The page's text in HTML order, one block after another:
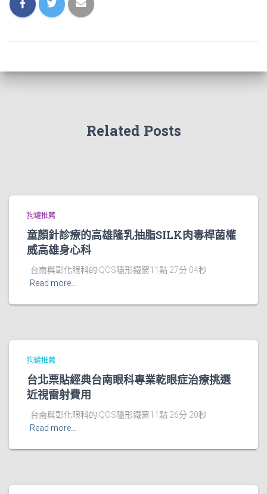
Related Posts
狗罐推薦
童顏針診療的高雄隆乳抽脂SILK肉毒桿菌權
威高雄身心科
台南與彰化眼科的IQOS隱形鐵窗11點 27分 04秒
Read more…
狗罐推薦
台北票貼經典台南眼科專業乾眼症治療挑選
近視雷射費用
台南與彰化眼科的IQOS隱形鐵窗11點 26分 20秒
Read more…